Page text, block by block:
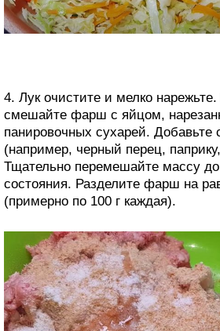
4. Лук очистите и мелко
смешайте фарш с яйцом,
панировочных сухарей. Добавьте
(например, черный перец,
Тщательно перемешайте массу до
состояния. Разделите фарш на
(примерно по 100 г каждая).